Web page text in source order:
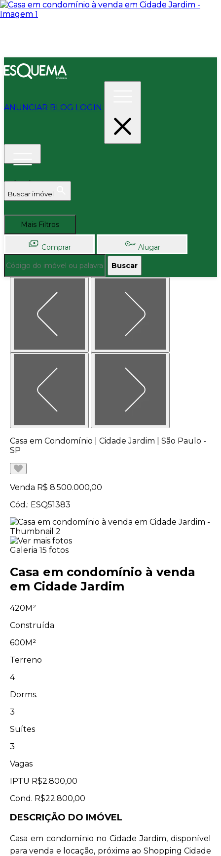
ANUNCIAR BLOG LOGIN
Buscar imóvel
Mais Filtros
Comprar Alugar
Buscar
Casa em Condomínio | Cidade Jardim | São Paulo -
SP
Venda R$ 8.500.000,00
Cód.: ESQ51383
Galeria 15 fotos
Casa em condomínio à venda
em Cidade Jardim
420M²
Construída
600M²
Terreno
4
Dorms.
3
Suítes
3
Vagas
IPTU R$2.800,00
Cond. R$22.800,00
DESCRIÇÃO DO IMÓVEL
Casa em condomínio no Cidade Jardim, disponível
para venda e locação, próxima ao Shopping Cidade